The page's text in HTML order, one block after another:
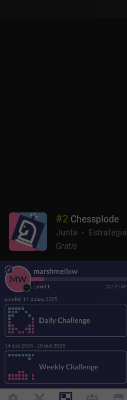
#2 Chessplode
Junta
Estrategia
Gratis